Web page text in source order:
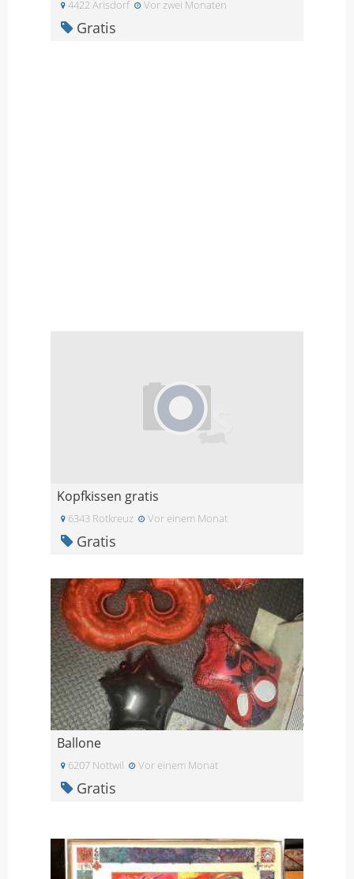
4422 Arisdorf Vor zwei Monaten
Gratis
Kopfkissen gratis
6343 Rotkreuz Vor einem Monat
Gratis
Ballone
6207 Nottwil Vor einem Monat
Gratis